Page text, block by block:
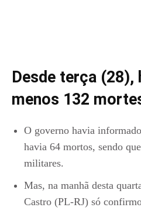
Desde terça (28),
menos 132
O governo havia
havia 64 mortos, sendo
militares.
Mas, na manhã desta
Castro (PL-RJ) só